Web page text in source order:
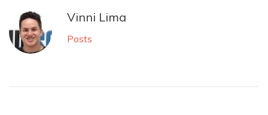
Vinni Lima
Posts